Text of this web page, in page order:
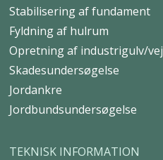
Stabilisering af fundament
Fyldning af hulrum
Opretning af industrigulv/vej
Skadesundersøgelse
Jordankre
Jordbundsundersøgelse
TEKNISK INFORMATION